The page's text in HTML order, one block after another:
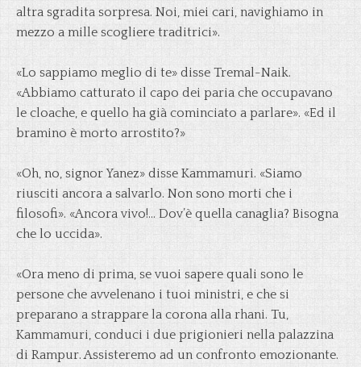
altra sgradita sorpresa. Noi, miei cari, navighiamo in
mezzo a mille scogliere traditrici».
«Lo sappiamo meglio di te» disse Tremal-Naik.
«Abbiamo catturato il capo dei paria che occupavano
le cloache, e quello ha già cominciato a parlare». «Ed il
bramino è morto arrostito?»
«Oh, no, signor Yanez» disse Kammamuri. «Siamo
riusciti ancora a salvarlo. Non sono morti che i
filosofi». «Ancora vivo!… Dov’è quella canaglia? Bisogna
che lo uccida».
«Ora meno di prima, se vuoi sapere quali sono le
persone che avvelenano i tuoi ministri, e che si
preparano a strappare la corona alla rhani. Tu,
Kammamuri, conduci i due prigionieri nella palazzina
di Rampur. Assisteremo ad un confronto emozionante.